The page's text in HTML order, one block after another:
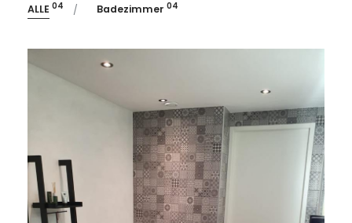
ALLE 04 Badezimmer 04